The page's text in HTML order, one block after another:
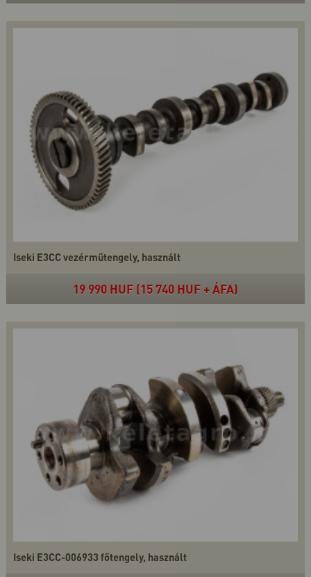
Iseki E3CC vezérműtengely, használt
19 990 HUF (15 740 HUF + ÁFA)
Iseki E3CC-006933 főtengely, használt